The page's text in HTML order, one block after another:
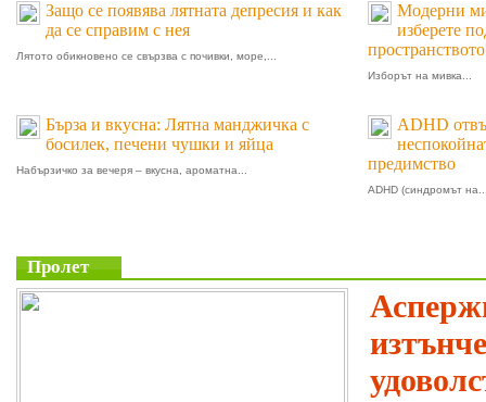
Защо се появява лятната депресия и как
да се справим с нея
Лятото обикновено се свързва с почивки, море,...
Модерни
изберете
Изборът на мивка...
Бърза и вкусна: Лятна манджичка с
босилек, печени чушки и яйца
Набързичко за вечеря – вкусна, ароматна...
ADHD
предимство
ADHD (синдромът
Пролет